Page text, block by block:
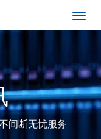
间断无忧服务